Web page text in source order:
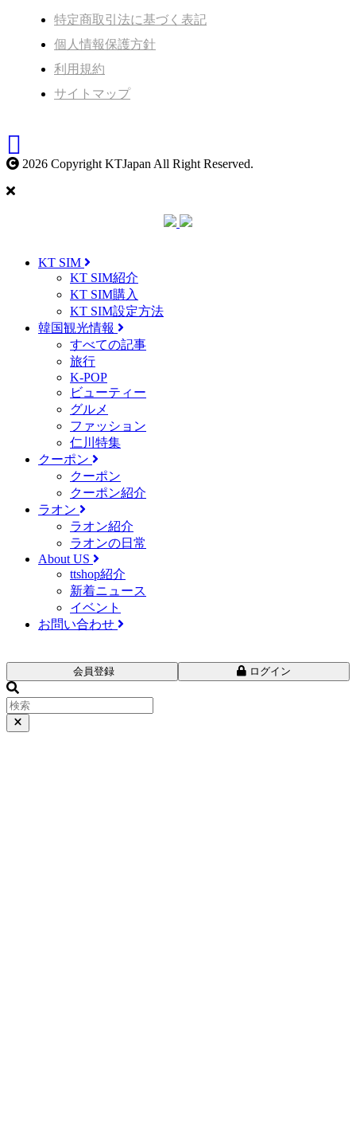
特定商取引法に基づく表記
個人情報保護方針
利用規約
サイトマップ
2026 Copyright KTJapan All Right Reserved.
KT SIM
KT SIM紹介
KT SIM購入
KT SIM設定方法
韓国観光情報
すべての記事
旅行
K-POP
ビューティー
グルメ
ファッション
仁川特集
クーポン
クーポン
クーポン紹介
ラオン
ラオン紹介
ラオンの日常
About US
ttshop紹介
新着ニュース
イベント
お問い合わせ
会員登録 ログイン